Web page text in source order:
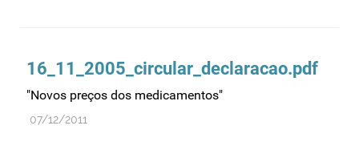
Entidades reguladoras
Estrutura e organização
Exercício farmacêutico
16_11_2005_circular_declaracao.pdf
"Novos preços dos medicamentos"
07/12/2011